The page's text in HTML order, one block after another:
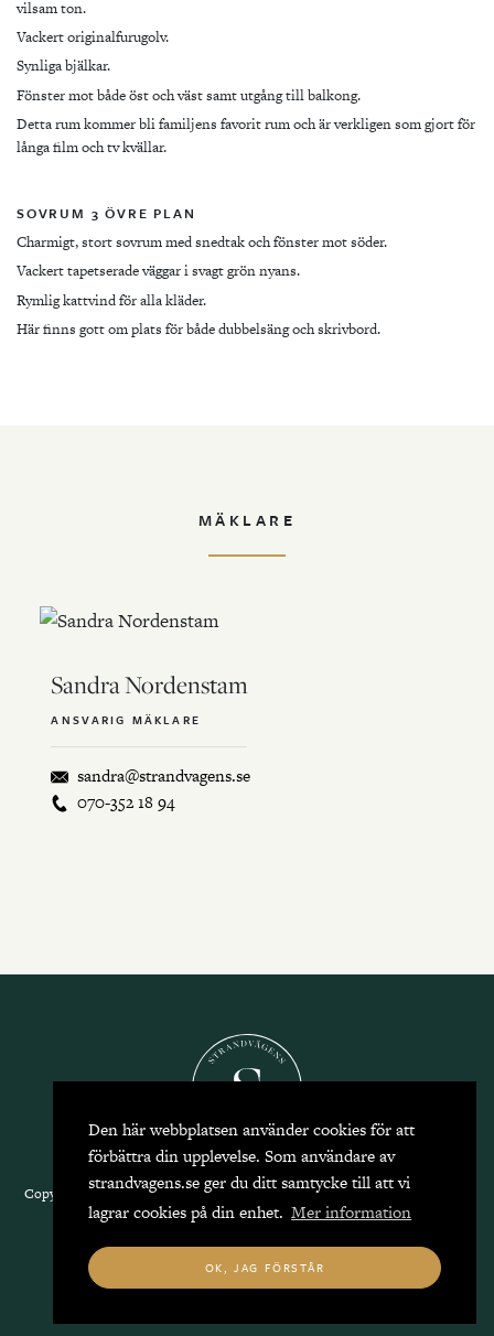
Den här webbplatsen använder cookies för att
förbättra din upplevelse. Som användare av
strandvagens.se ger du ditt samtycke till att vi
lagrar cookies på din enhet. Mer information
OK, JAG FÖRSTÅR
vilsam ton.
Vackert originalfurugolv.
Synliga bjälkar.
Fönster mot både öst och väst samt utgång till balkong.
Detta rum kommer bli familjens favorit rum och är verkligen som gjort för
långa film och tv kvällar.
SOVRUM 3 ÖVRE PLAN
Charmigt, stort sovrum med snedtak och fönster mot söder.
Vackert tapetserade väggar i svagt grön nyans.
Rymlig kattvind för alla kläder.
Här finns gott om plats för både dubbelsäng och skrivbord.
MÄKLARE
Sandra Nordenstam
ANSVARIG MÄKLARE
sandra@strandvagens.se
070-352 18 94
Copyright 2026 Strandvägens Mäkleri, alla rättigheter reserverade.
oss|Integritetspolicy